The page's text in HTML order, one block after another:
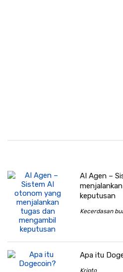
AI Agen –
keputusan
Kecerdasan
Apa itu
Kripto